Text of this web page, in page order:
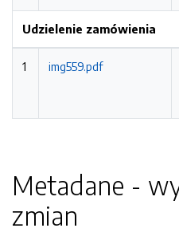
Udzielenie zamówienia
1 img559.pdf
Metadane -
zmian